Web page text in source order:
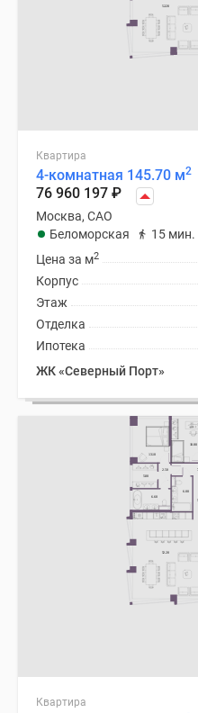
Квартира
4-комнатная 145.70 м2
76 960 197 ₽
Москва, САО
Беломорская
15 мин.
Цена за м2
Корпус
Этаж
Отделка
Ипотека
ЖК «Северный Порт»
Квартира